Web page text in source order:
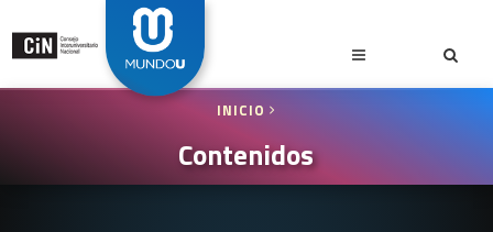
INICIO
Contenidos